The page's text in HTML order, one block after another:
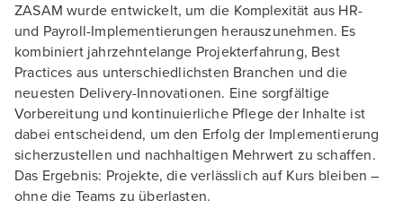
ZASAM wurde entwickelt, um die Komplexität aus HR-
und Payroll-Implementierungen herauszunehmen. Es
kombiniert jahrzehntelange Projekterfahrung, Best
Practices aus unterschiedlichsten Branchen und die
neuesten Delivery-Innovationen. Eine sorgfältige
Vorbereitung und kontinuierliche Pflege der Inhalte ist
dabei entscheidend, um den Erfolg der Implementierung
sicherzustellen und nachhaltigen Mehrwert zu schaffen.
Das Ergebnis: Projekte, die verlässlich auf Kurs bleiben –
ohne die Teams zu überlasten.